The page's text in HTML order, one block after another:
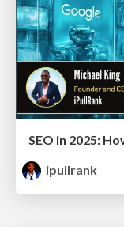
ipullrank